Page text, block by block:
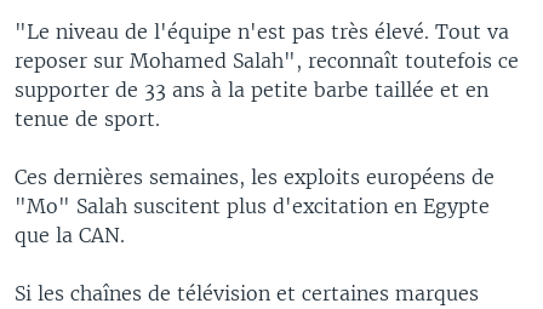
"Le niveau de l'équipe n'est pas très élevé. Tout va
reposer sur Mohamed Salah", reconnaît toutefois ce
supporter de 33 ans à la petite barbe taillée et en
tenue de sport.
Ces dernières semaines, les exploits européens de
"Mo" Salah suscitent plus d'excitation en Egypte
que la CAN.
Si les chaînes de télévision et certaines marques